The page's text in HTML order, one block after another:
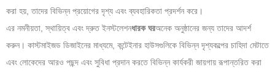
করা হয়, তাদের বিভিন্ন প্রয়োগের দৃশ্য এবং ব্যবহারিকতা প্রদর্শন করে।
এর নমনীয়তা, স্থায়িত্ব এবং দ্রুত ইনস্টলেশনধারক ঘরঅনেক অনুষ্ঠানের জন্য তাদের আদর্শ
করুন। কাস্টমাইজড ডিজাইনের মাধ্যমে, কন্টেইনার হাউসগুলিকে বিভিন্ন দৃশ্যকল্পের চাহিদা মেটাতে
এবং লোকেদের আরও পছন্দ এবং সুবিধা প্রদান করতে বিভিন্ন কার্যকরী জায়গায় রূপান্তরিত করা